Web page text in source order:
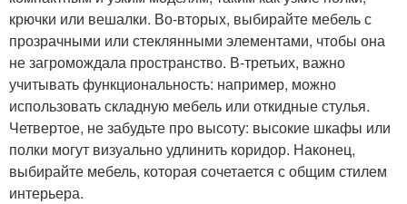
крючки или вешалки. Во-вторых, выбирайте мебель с
прозрачными или стеклянными элементами, чтобы она
не загромождала пространство. В-третьих, важно
учитывать функциональность: например, можно
использовать складную мебель или откидные стулья.
Четвертое, не забудьте про высоту: высокие шкафы или
полки могут визуально удлинить коридор. Наконец,
выбирайте мебель, которая сочетается с общим стилем
интерьера.